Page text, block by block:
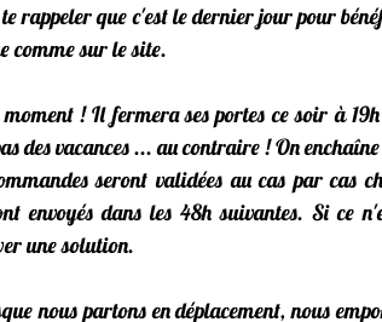
rappeler que c'est le dernier jour pour
comme sur le site.
! Il fermera ses portes ce soir à
des vacances ... au contraire ! On
seront validées au cas par cas
envoyés dans les 48h suivantes. Si ce
une solution.
nous partons en déplacement, nous